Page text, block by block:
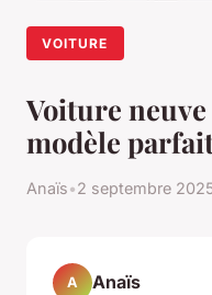
VOITURE
Voiture
modèle
Anaïs•2 septembre
A Anaïs